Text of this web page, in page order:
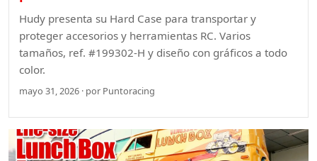
Hudy presenta su Hard Case para transportar y
proteger accesorios y herramientas RC. Varios
tamaños, ref. #199302-H y diseño con gráficos a todo
color.
mayo 31, 2026 · por Puntoracing